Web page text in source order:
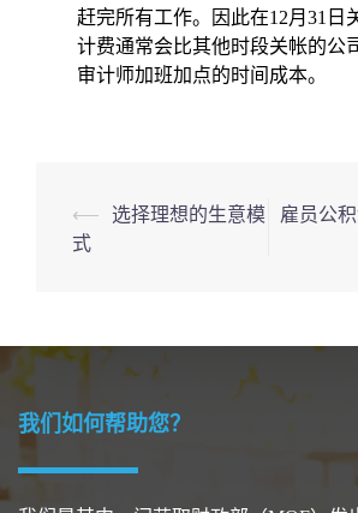
赶完所有工作。因此在12月31日
计费通常会比其他时段关帐的公
审计师加班加点的时间成本。
Post
navigation
⟵
选择理想的生意模
式
雇员公
我们如何帮助您？